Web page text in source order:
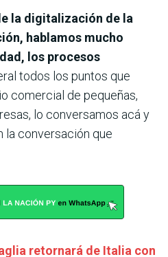
la digitalización de la
hablamos mucho
los procesos
todos los puntos que
comercial de pequeñas,
lo conversamos acá y
la conversación que
retornará de Italia con